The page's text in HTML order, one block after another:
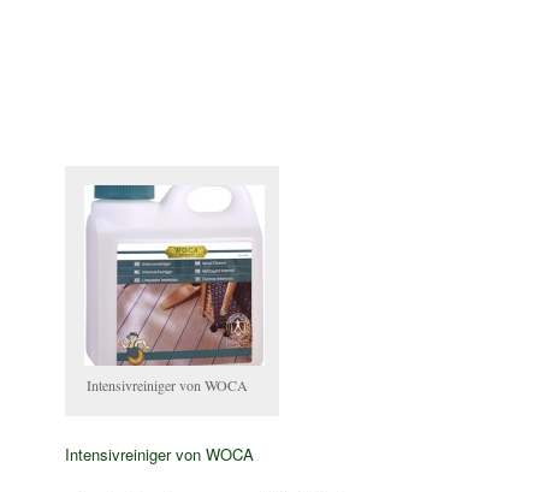
Intensivreiniger von WOCA
Intensivreiniger von WOCA